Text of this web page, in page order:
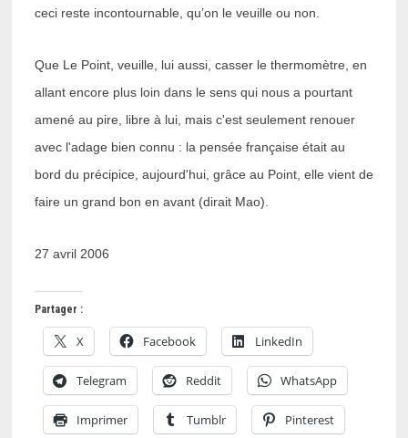
ceci reste incontournable, qu’on le veuille ou non.
Que Le Point, veuille, lui aussi, casser le thermomètre, en
allant encore plus loin dans le sens qui nous a pourtant
amené au pire, libre à lui, mais c'est seulement renouer
avec l'adage bien connu : la pensée française était au
bord du précipice, aujourd'hui, grâce au Point, elle vient de
faire un grand bon en avant (dirait Mao).
27 avril 2006
Partager :
X Facebook LinkedIn
Telegram Reddit WhatsApp
Imprimer Tumblr Pinterest